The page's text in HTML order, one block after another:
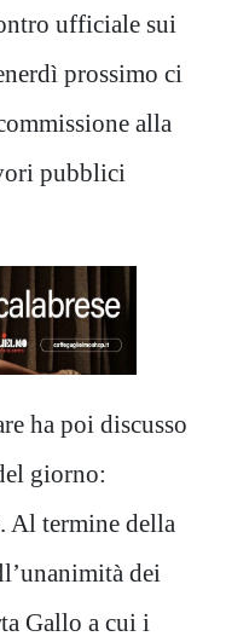
ufficiale sui
prossimo ci
alla
pubblici
ha poi discusso
giorno:
Al termine della
dei
Gallo a cui i